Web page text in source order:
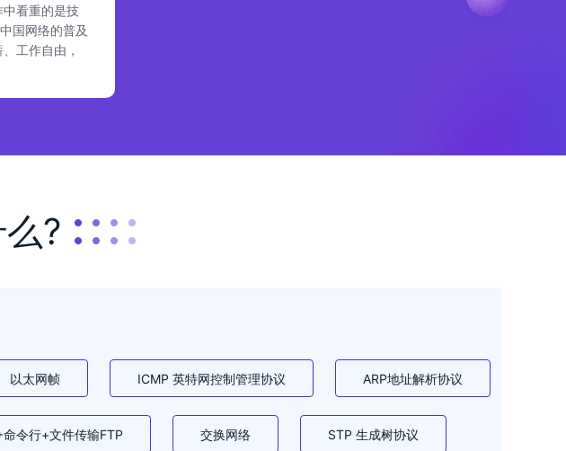
看重的是技
国网络的普及
工作自由，
?
以太网帧 ICMP 英特网控制管理协议 ARP地址解析协议
命令行+文件传输FTP 交换网络 STP 生成树协议